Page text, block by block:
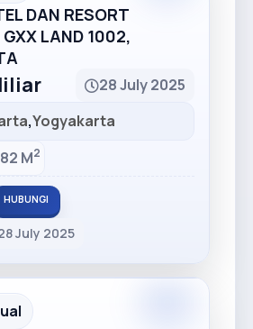
DAN RESORT
LAND 1002,
28 July 2025
,Yogyakarta
M2
HUBUNGI
July 2025